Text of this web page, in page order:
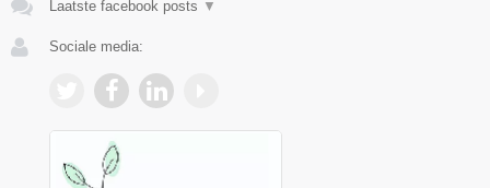
Laatste facebook posts ▼
Sociale media: